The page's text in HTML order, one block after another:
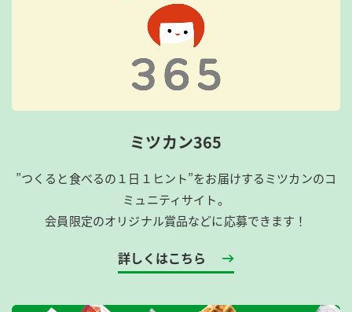
ミツカン365
”つくると食べるの１日１ヒント”をお届けするミツカンのコ
ミュニティサイト。
会員限定のオリジナル賞品などに応募できます！
詳しくはこちら